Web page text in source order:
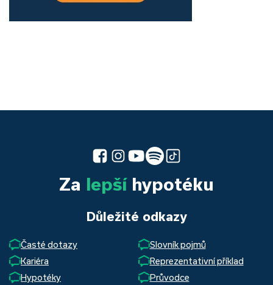
Za lepšíhypotéku
Důležité odkazy
Časté dotazy
Slovník pojmů
Kariéra
Reprezentativní příklad
Hypotéky
Průvodce